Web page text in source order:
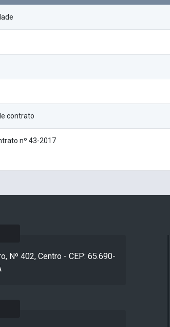
contrato
nº 43-2017
Nº 402, Centro - CEP: 65.690-